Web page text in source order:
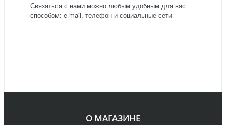
Связаться с нами можно любым удобным для вас
способом: e-mail, телефон и социальные сети
О МАГАЗИНЕ